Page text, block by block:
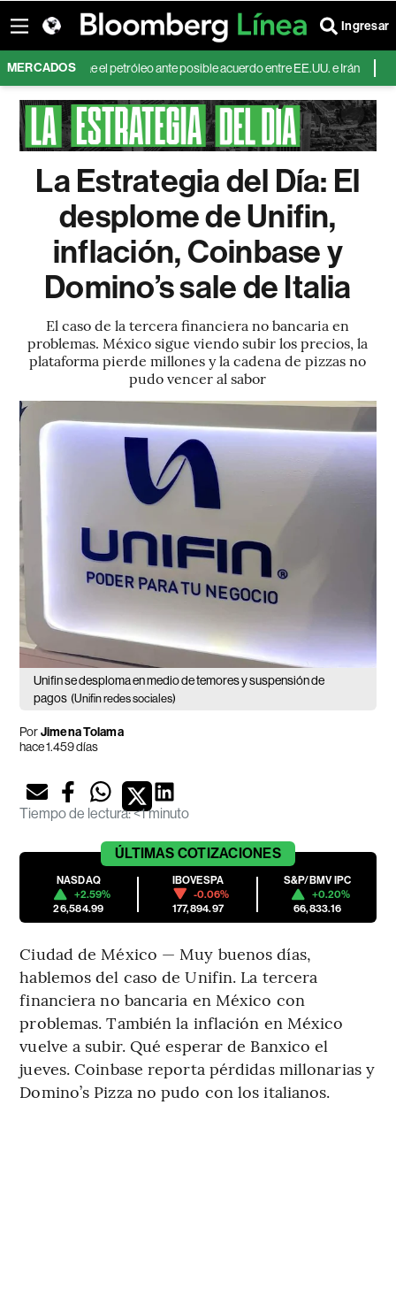
Ingresar
MERCADOS
mientras cae el petróleo ante posible acuerdo entre EE.UU. e Irán
La Estrategia del Día: El
desplome de Unifin,
inflación, Coinbase y
Domino’s sale de Italia
El caso de la tercera financiera no bancaria en
problemas. México sigue viendo subir los precios, la
plataforma pierde millones y la cadena de pizzas no
pudo vencer al sabor
Unifin se desploma en medio de temores y suspensión de
pagos (Unifin redes sociales)
PorJimena Tolama
hace 1.459 días
Tiempo de lectura:<1 minuto
ÚLTIMAS COTIZACIONES
NASDAQ
+2.59%
26,584.99
IBOVESPA
-0.06%
177,894.97
S&P/BMV IPC
+0.20%
66,833.16
Ciudad de México — Muy buenos días,
hablemos del caso de Unifin. La tercera
financiera no bancaria en México con
problemas. También la inflación en México
vuelve a subir. Qué esperar de Banxico el
jueves. Coinbase reporta pérdidas millonarias y
Domino’s Pizza no pudo con los italianos.